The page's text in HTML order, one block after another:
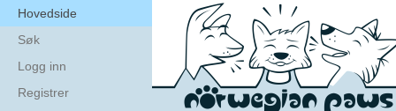
Hovedside
Søk
Logg inn
Registrer